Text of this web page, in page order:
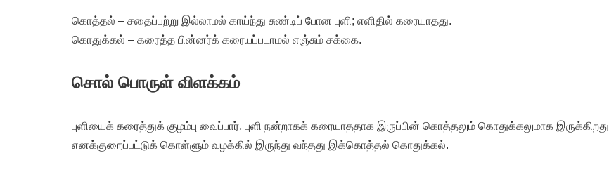
கொத்தல் – சதைப்பற்று இல்லாமல் காய்ந்து சுண்டிப் போன புளி; எளிதில் கரையாதது.
கொதுக்கல் – கரைத்த பின்னர்க் கரையப்படாமல் எஞ்சும் சக்கை.
சொல் பொருள் விளக்கம்
புளியைக் கரைத்துக் குழம்பு வைப்பார், புளி நன்றாகக் கரையாததாக இருப்பின் கொத்தலும் கொதுக்கலுமாக இருக்கிறது
எனக்குறைப்பட்டுக் கொள்ளும் வழக்கில் இருந்து வந்தது இக்கொத்தல் கொதுக்கல்.